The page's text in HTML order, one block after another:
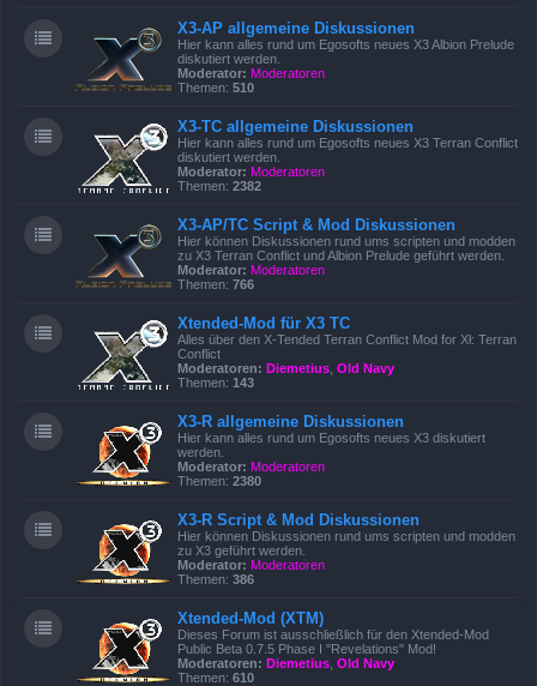
X3-AP allgemeine Diskussionen
Hier kann alles rund um Egosofts neues X3 Albion Prelude
diskutiert werden.
Moderator: Moderatoren
Themen: 510
X3-TC allgemeine Diskussionen
Hier kann alles rund um Egosofts neues X3 Terran Conflict
diskutiert werden.
Moderator: Moderatoren
Themen: 2382
X3-AP/TC Script & Mod Diskussionen
Hier können Diskussionen rund ums scripten und modden
zu X3 Terran Conflict und Albion Prelude geführt werden.
Moderator: Moderatoren
Themen: 766
Xtended-Mod für X3 TC
Alles über den X-Tended Terran Conflict Mod for Xł: Terran
Conflict
Moderatoren: Diemetius Old Navy
Themen: 143
X3-R allgemeine Diskussionen
Hier kann alles rund um Egosofts neues X3 diskutiert
werden.
Moderator: Moderatoren
Themen: 2380
X3-R Script & Mod Diskussionen
Hier können Diskussionen rund ums scripten und modden
zu X3 geführt werden.
Moderator: Moderatoren
Themen: 386
Xtended-Mod (XTM)
Dieses Forum ist ausschließlich für den Xtended-Mod
Public Beta 0.7.5 Phase I "Revelations" Mod!
Moderatoren: Diemetius Old Navy
Themen: 610